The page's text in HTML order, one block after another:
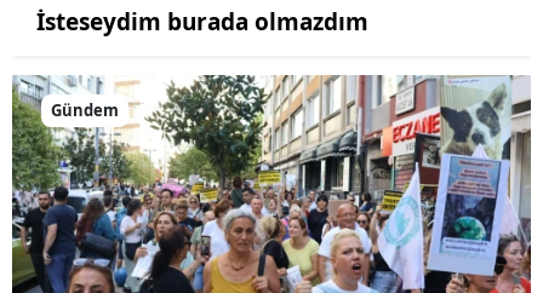
İsteseydim burada olmazdım
Gündem